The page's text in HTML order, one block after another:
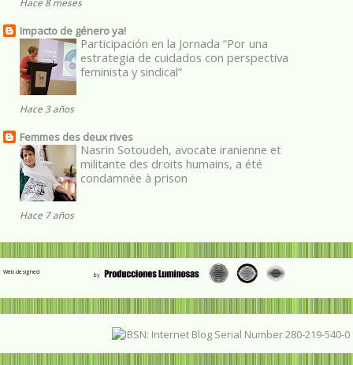
Hace 8 meses
Impacto de género ya!
Participación en la Jornada “Por una
estrategia de cuidados con perspectiva
feminista y sindical”
Hace 3 años
Femmes des deux rives
Nasrin Sotoudeh, avocate iranienne et
militante des droits humains, a été
condamnée à prison
Hace 7 años
Web designed